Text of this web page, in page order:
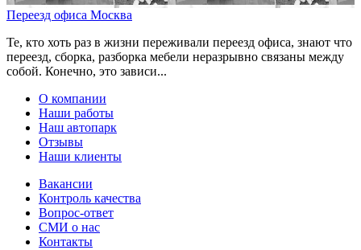
Переезд офиса Москва
Те, кто хоть раз в жизни переживали переезд офиса, знают что
переезд, сборка, разборка мебели неразрывно связаны между
собой. Конечно, это зависи...
О компании
Наши работы
Наш автопарк
Отзывы
Наши клиенты
Вакансии
Контроль качества
Вопрос-ответ
СМИ о нас
Контакты